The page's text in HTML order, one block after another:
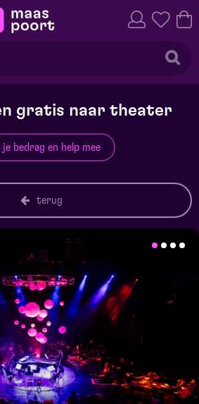
gratis naar theater
je bedrag en help mee
terug